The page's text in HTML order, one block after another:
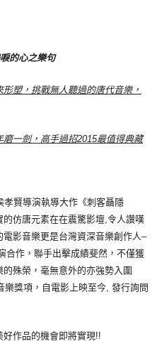
的心之樂句
塑，挑戰無人聽過的唐代音樂，
磨一劍，高手過招2015最值得典藏
賢導演執導大作《刺客聶隱
仿唐元素在在震驚影壇,令人讚嘆
影音樂更是台灣資深音樂創作人–
合作，聯手出擊成績斐然，不僅獲
殊榮，毫無意外的亦強勢入圍
樂獎項，自電影上映至今, 發行詢問
作品的機會即將實現!!